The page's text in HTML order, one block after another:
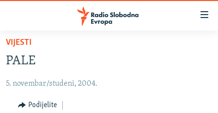
Pređite
glavni
Pređite
SRBIJA
KOSOVO
VIJESTI
PALE
5. novembar/studeni, 2004.
Podijelite